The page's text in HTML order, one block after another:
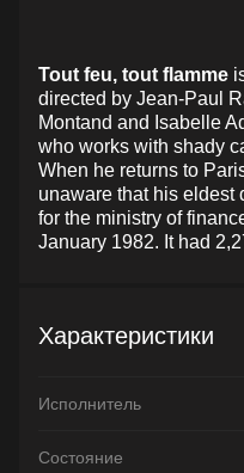
Tout feu, tout flamme
directed by Jean-Paul
Montand and Isabelle
who works with shady
When he returns to
unaware that his eldest
for the ministry of
January 1982. It had
Характеристики
Исполнитель
Состояние